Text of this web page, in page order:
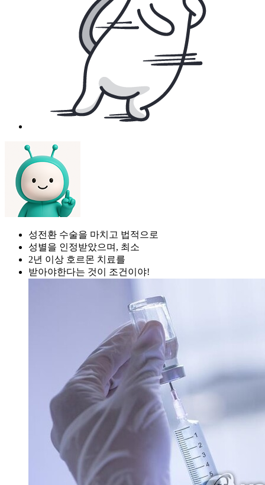
성전환 수술을 마치고 법적으로
성별을 인정받았으며, 최소
2년 이상 호르몬 치료를
받아야한다는 것이 조건이야!